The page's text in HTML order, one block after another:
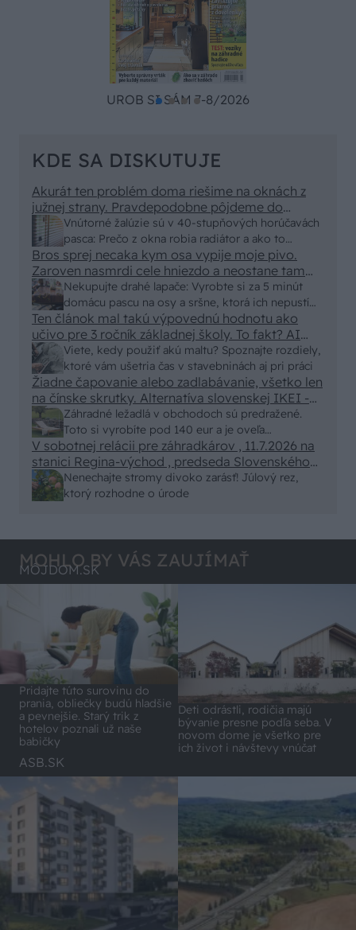
UROB SI SÁM 7-8/2026
KDE SA DISKUTUJE
Vnútorné žalúzie sú v 40-stupňových horúčavách
pasca: Prečo z okna robia radiátor a ako to
vyriešiť za pár eur?
Akurát ten problém doma riešime na oknách z
južnej strany. Pravdepodobne pôjdeme do
vonkajšieho tienenia na spôsob markízy
250x150cm. Čínsky predajcovia idú okolo 100
eur kus.
Nekupujte drahé lapače: Vyrobte si za 5 minút
domácu pascu na osy a sršne, ktorá ich nepustí
von
Bros sprej necaka kym osa vypije moje pivo.
Zaroven nasmrdi cele hniezdo a neostane tam
nic zive. Vasa pasca naucinke moc efektivne.
Skor pritiahne slimaky
Viete, kedy použiť akú maltu? Spoznajte rozdiely,
ktoré vám ušetria čas v stavebninách aj pri práci
Ten článok mal takú výpovednú hodnotu ako
učivo pre 3 ročník základnej školy. To fakt? AI
alebo nejaka kniha z VŠ? Dnešné rychlotvrdnuce
malty - pevnosť 40 Mpa a doba schnutia tak 15
minut , k tomu vodotesné s kryštálikou. A rozdiel
- schnutie a zretie. Nič?
Záhradné ležadlá v obchodoch sú predražené.
Toto si vyrobíte pod 140 eur a je oveľa
pohodlnejšie!
Žiadne čapovanie alebo zadlabávanie, všetko len
na čínske skrutky. Alternatíva slovenskej IKEI -
čo sa týka pevnosti. Autor si nedal veľa námahy s
remeselným spracovaním, škoda. No lepšie než
ten odpad z DTD predávaný v Kauflande alebo
Lídli.
Nenechajte stromy divoko zarásť! Júlový rez,
ktorý rozhodne o úrode
V sobotnej relácii pre záhradkárov , 11.7.2026 na
stanici Regina-východ , predseda Slovenského
zväzu záhradkárov pán Jakubech tvrdil, že to, že
vlky sú neproduktívne , nie je pravda. Aj vlky je
MOHLO BY VÁS ZAUJÍMAŤ
MÔJDOM.SK
Pridajte túto surovinu do
prania, obliečky budú hladšie
a pevnejšie. Starý trik z
hotelov poznali už naše
babičky
Deti odrástli, rodičia majú
bývanie presne podľa seba. V
novom dome je všetko pre
ich život i návštevy vnúčat
ASB.SK